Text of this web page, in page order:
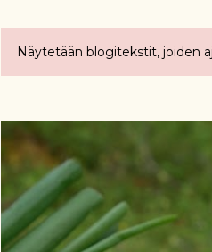
T
k
s
t
i
Näytetään blogitekstit, joiden